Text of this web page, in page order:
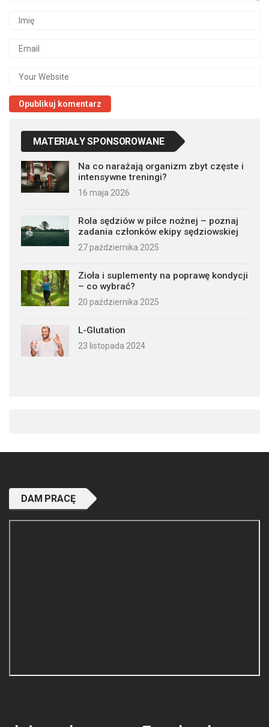
MATERIAŁY SPONSOROWANE
Na co narażają organizm zbyt częste i
intensywne treningi?
16 maja 2026
Rola sędziów w piłce nożnej – poznaj
zadania członków ekipy sędziowskiej
27 października 2025
Zioła i suplementy na poprawę kondycji
– co wybrać?
20 października 2025
L-Glutation
23 listopada 2024
DAM PRACĘ